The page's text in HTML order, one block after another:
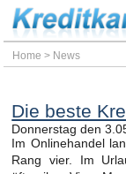
Home > News
Die beste
Donnerstag den
Im Onlinehandel
Rang vier. Im